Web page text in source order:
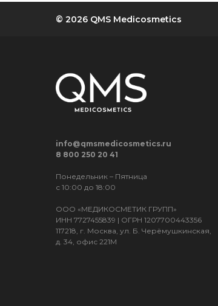
© 2026 QMS Medicosmetics
info@qmsmedicosmetics.ru
8 800 250 20 41
Понедельник – Пятница
с 10:00 до 18:00
ООО «МЕДИКОСМЕТИК ГРУПП»
ИНН 7727455839 | ОГРН 1207700443356
117218, г. Москва, ул. Б. Черёмушкинская,
д. 34, офис 221М